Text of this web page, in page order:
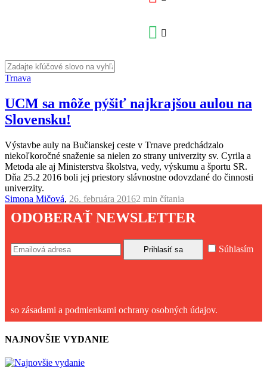
Trnava
UCM sa môže pýšiť najkrajšou aulou na
Slovensku!
Výstavbe auly na Bučianskej ceste v Trnave predchádzalo
niekoľkoročné snaženie sa nielen zo strany univerzity sv. Cyrila a
Metoda ale aj Ministerstva školstva, vedy, výskumu a športu SR.
Dňa 25.2 2016 boli jej priestory slávnostne odovzdané do činnosti
univerzity.
Simona Mičová, 26. februára 20162 min čítania
ODOBERAŤ NEWSLETTER
Súhlasím
so zásadami a podmienkami ochrany osobných údajov.
NAJNOVŠIE VYDANIE